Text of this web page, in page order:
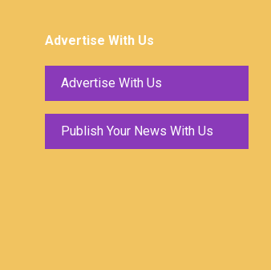
Advertise With Us
Advertise With Us
Publish Your News With Us